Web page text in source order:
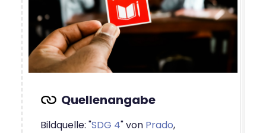
Bildquelle: "SDG 4" von Prado,